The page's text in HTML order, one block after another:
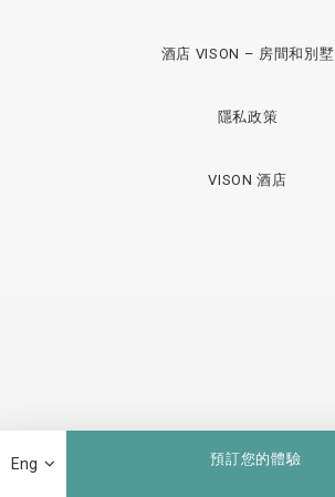
預訂您的體驗
酒店 VISON – 房間和別墅
隱私政策
VISON 酒店